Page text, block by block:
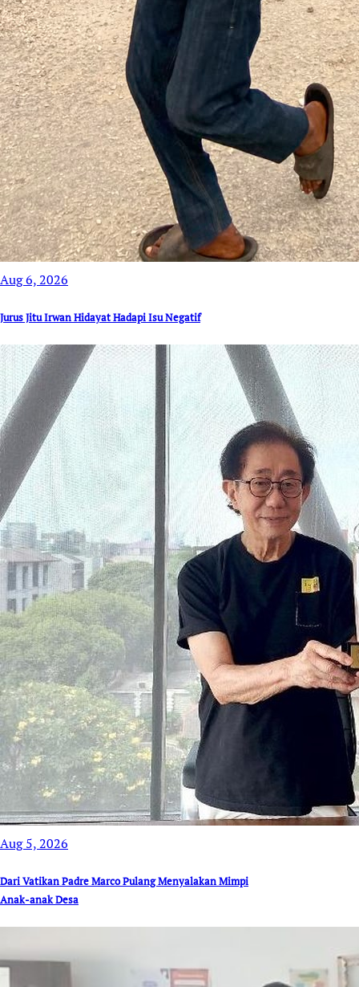
Aug 6, 2026
Jurus Jitu Irwan Hidayat Hadapi Isu Negatif
Aug 5, 2026
Dari Vatikan Padre Marco Pulang Menyalakan Mimpi
Anak-anak Desa